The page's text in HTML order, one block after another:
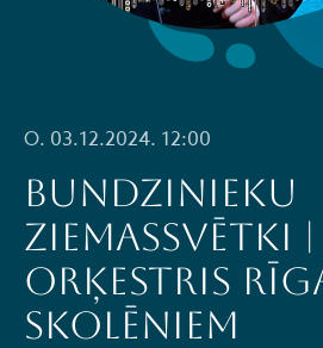
O. 03.12.2024. 12:00
BUNDZINIEKU
ZIEMASSVĒTKI |
Orķestris
skolēniem